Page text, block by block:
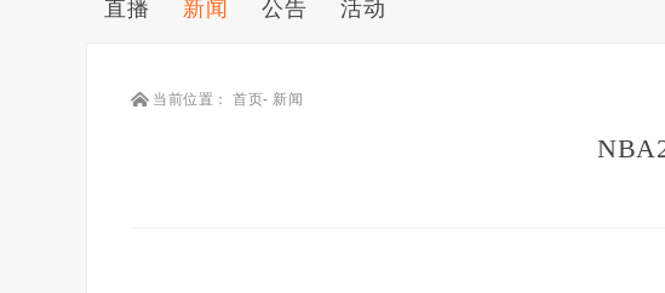
直播 新闻 公告 活动
当前位置： 首页- 新闻